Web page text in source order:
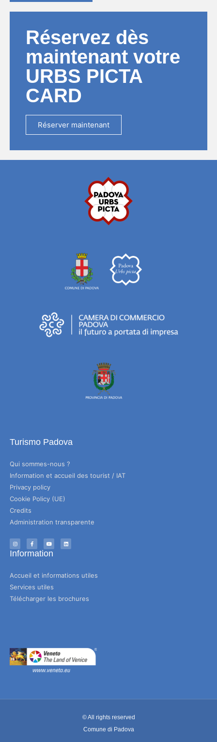
Réservez dès
maintenant votre
URBS PICTA
CARD
Réserver maintenant
Turismo Padova
Qui sommes-nous ?
Information et accueil des tourist / IAT
Privacy policy
Cookie Policy (UE)
Credits
Administration transparente
Information
Accueil et informations utiles
Services utiles
Télécharger les brochures
© All rights reserved
Comune di Padova